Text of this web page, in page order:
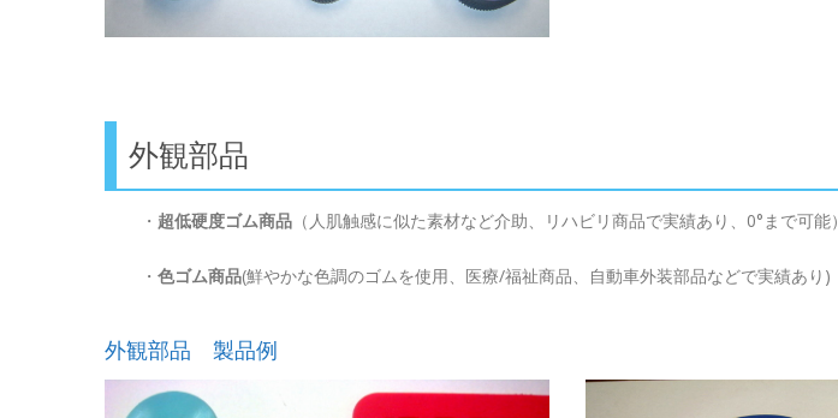
外観部品
・ 超低硬度ゴム商品 （人肌触感に似た素材など介助、リハビリ商品で実績あり、0°まで可能）
・ 色ゴム商品(鮮やかな色調のゴムを使用、医療/福祉商品、自動車外装部品などで実績あり)
外観部品 製品例